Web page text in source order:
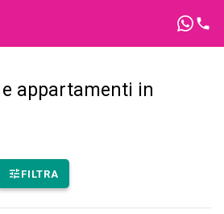
e appartamenti in
FILTRA